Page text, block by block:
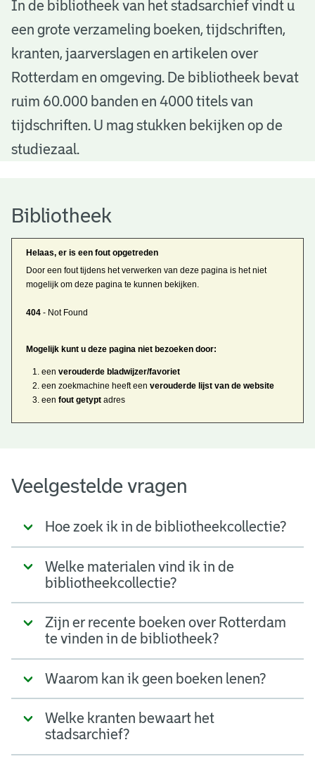
B
b
o
h
e
In de bibliotheek van het stadsarchief vindt u
een grote verzameling boeken, tijdschriften,
kranten, jaarverslagen en artikelen over
Rotterdam en omgeving. De bibliotheek bevat
ruim 60.000 banden en 4000 titels van
tijdschriften. U mag stukken bekijken op de
studiezaal.
Bibliotheek
Helaas, er is een fout opgetreden
Door een fout tijdens het verwerken van deze pagina is het niet
mogelijk om deze pagina te kunnen bekijken.
404 - Not Found
Mogelijk kunt u deze pagina niet bezoeken door:
eenverouderde bladwijzer/favoriet
een zoekmachine heeft eenverouderde lijst van de website
eenfout getypt adres
Veelgestelde vragen
Hoe zoek ik in de bibliotheekcollectie?
Welke materialen vind ik in de
bibliotheekcollectie?
Zijn er recente boeken over Rotterdam
te vinden in de bibliotheek?
Waarom kan ik geen boeken lenen?
Welke kranten bewaart het
stadsarchief?